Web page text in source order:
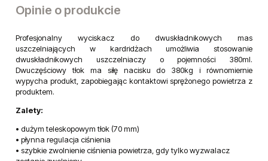
Opinie o produkcie
Profesjonalny wyciskacz do dwuskładnikowych mas
uszczelniających w kardridżach umożliwia stosowanie
dwuskładnikowych uszczelniaczy o pojemności 380ml.
Dwuczęściowy tłok ma siłę nacisku do 380kg i równomiernie
wypycha produkt, zapobiegając kontaktowi sprężonego powietrza z
produktem.
Zalety:
• dużym teleskopowym tłok (70 mm)
• płynna regulacja ciśnienia
• szybkie zwolnienie ciśnienia powietrza, gdy tylko wyzwalacz